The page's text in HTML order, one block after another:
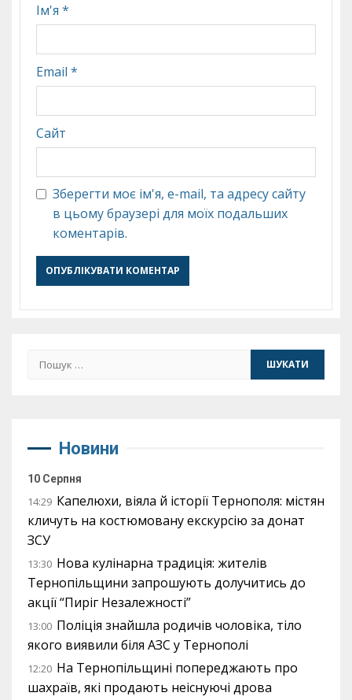
Ім'я *
Email *
Сайт
Зберегти моє ім'я, e-mail, та адресу сайту
в цьому браузері для моїх подальших
коментарів.
Пошук:
Новини
10 Серпня
14:29 Капелюхи, віяла й історії Тернополя: містян
кличуть на костюмовану екскурсію за донат
ЗСУ
13:30 Нова кулінарна традиція: жителів
Тернопільщини запрошують долучитись до
акції “Пиріг Незалежності”
13:00 Поліція знайшла родичів чоловіка, тіло
якого виявили біля АЗС у Тернополі
12:20 На Тернопільщині попереджають про
шахраїв, які продають неіснуючі дрова